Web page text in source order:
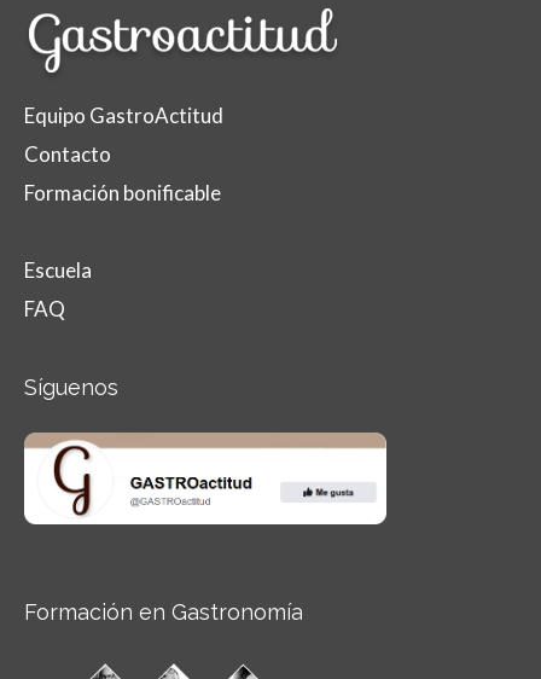
Equipo GastroActitud
Contacto
Formación bonificable
Escuela
FAQ
Síguenos
Formación en Gastronomía